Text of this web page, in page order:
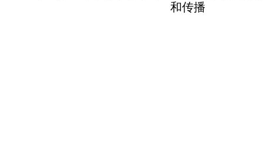
和传播